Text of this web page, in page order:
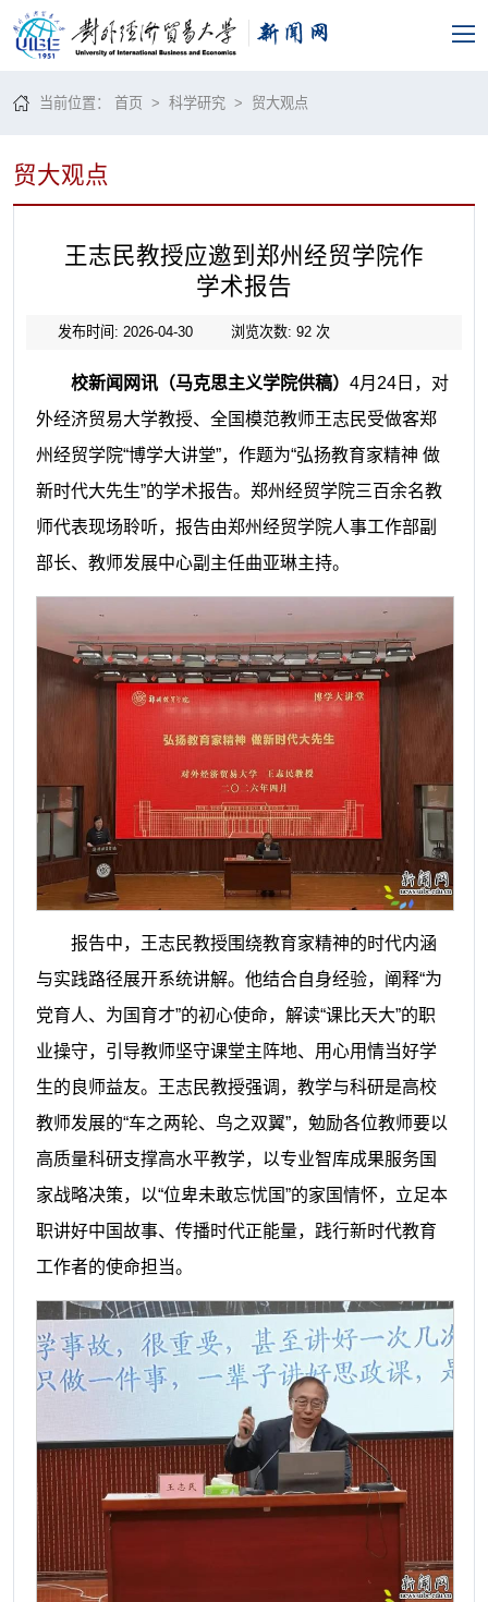
当前位置：首页 >科学研究 > 贸大观点
贸大观点
王志民教授应邀到郑州经贸学院作
学术报告
发布时间: 2026-04-30 浏览次数: 92次
校新闻网讯（马克思主义学院供稿） 4月24日，对
外经济贸易大学教授、全国模范教师王志民受做客郑
州经贸学院“博学大讲堂”，作题为“弘扬教育家精神 做
新时代大先生”的学术报告。郑州经贸学院三百余名教
师代表现场聆听，报告由郑州经贸学院人事工作部副
部长、教师发展中心副主任曲亚琳主持。
报告中，王志民教授围绕教育家精神的时代内涵
与实践路径展开系统讲解。他结合自身经验，阐释“为
党育人、为国育才”的初心使命，解读“课比天大”的职
业操守，引导教师坚守课堂主阵地、用心用情当好学
生的良师益友。王志民教授强调，教学与科研是高校
教师发展的“车之两轮、鸟之双翼”，勉励各位教师要以
高质量科研支撑高水平教学，以专业智库成果服务国
家战略决策，以“位卑未敢忘忧国”的家国情怀，立足本
职讲好中国故事、传播时代正能量，践行新时代教育
工作者的使命担当。